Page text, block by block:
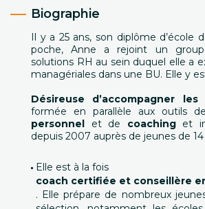
Biographie
Il y a 25 ans, son diplôme d’école
poche, Anne a rejoint un
solutions RH au sein duquel elle a
managériales dans une BU. Elle y
Désireuse d’accompagner les
formée en parallèle aux outils
personnel et de coaching et
depuis 2007 auprès de jeunes de 14
Elle est à la fois
coach certifiée et conseillère
. Elle prépare de nombreux